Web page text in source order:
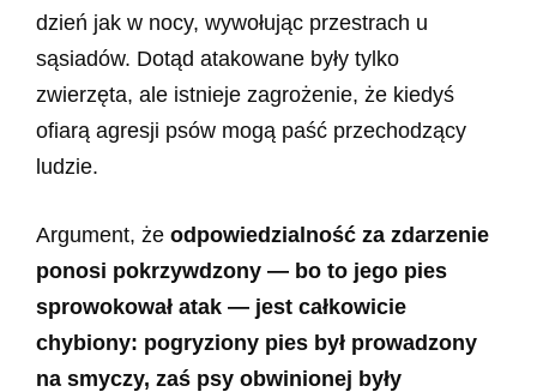
dzień jak w nocy, wywołując przestrach u
sąsiadów. Dotąd atakowane były tylko
zwierzęta, ale istnieje zagrożenie, że kiedyś
ofiarą agresji psów mogą paść przechodzący
ludzie.
Argument, że odpowiedzialność za zdarzenie
ponosi pokrzywdzony — bo to jego pies
sprowokował atak — jest całkowicie
chybiony: pogryziony pies był prowadzony
na smyczy, zaś psy obwinionej były